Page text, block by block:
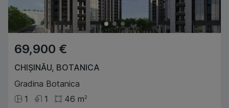
69,900 €
CHIȘINĂU, BOTANICA
Gradina Botanica
1
1 46 m2